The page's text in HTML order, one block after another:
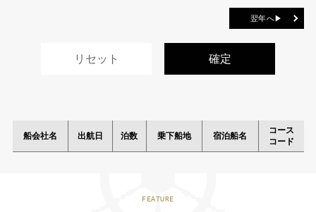
翌年へ▶
船会社名 出航日 泊数 乗下船地 宿泊船名
コース
コード
FEATURE